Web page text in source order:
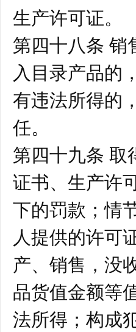
生产许可证。
第四十八条 销
入目录产品的
有违法所得的
任。
第四十九条 取
证书、生产许
下的罚款；情
人提供的许可
产、销售，没
品货值金额等
法所得；构成